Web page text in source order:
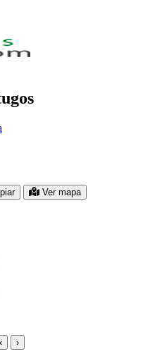
para ir a su página
Ver mapa
‹ ›